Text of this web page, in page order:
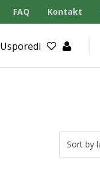
FAQ Kontakt
Usporedi